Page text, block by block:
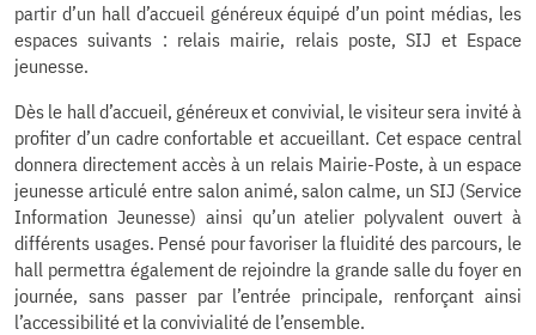
partir d’un hall d’accueil généreux équipé d’un point médias, les
espaces suivants : relais mairie, relais poste, SIJ et Espace
jeunesse.
Dès le hall d’accueil, généreux et convivial, le visiteur sera invité à
profiter d’un cadre confortable et accueillant. Cet espace central
donnera directement accès à un relais Mairie-Poste, à un espace
jeunesse articulé entre salon animé, salon calme, un SIJ (Service
Information Jeunesse) ainsi qu’un atelier polyvalent ouvert à
différents usages. Pensé pour favoriser la fluidité des parcours, le
hall permettra également de rejoindre la grande salle du foyer en
journée, sans passer par l’entrée principale, renforçant ainsi
l’accessibilité et la convivialité de l’ensemble.